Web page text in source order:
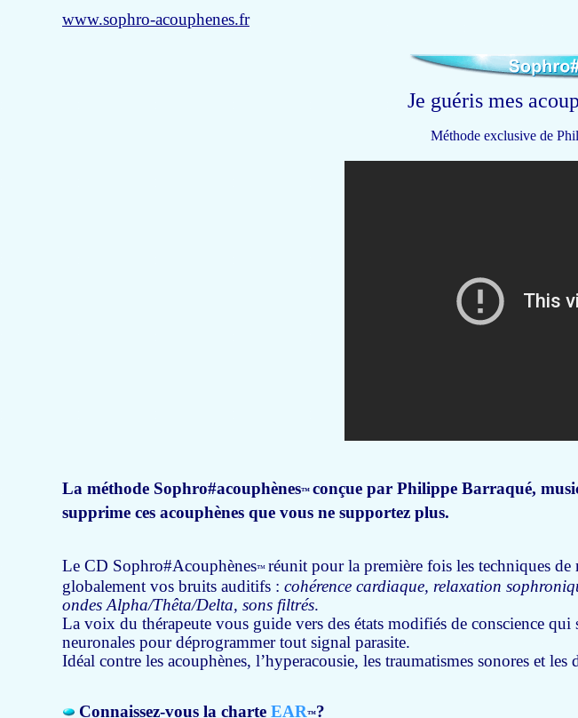
www.sophro-acouphenes.fr
Je guéris mes
Méthode exclusive de
La méthode Sophro#acouphènes™ conçue par Philippe Barraqué,
supprime ces acouphènes que vous ne supportez plus.
Le CD Sophro#Acouphènes™ réunit pour la première fois les techniques de
globalement vos bruits auditifs : cohérence cardiaque, relaxation
ondes Alpha/Thêta/Delta, sons filtrés.
La voix du thérapeute vous guide vers des états modifiés de conscience
neuronales pour déprogrammer tout signal parasite.
Idéal contre les acouphènes, l’hyperacousie, les traumatismes sonores et les
Connaissez-vous la charte EAR™?